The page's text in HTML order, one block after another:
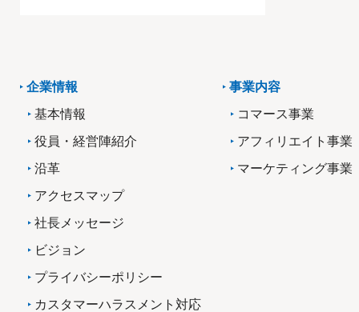
企業情報
基本情報
役員・経営陣紹介
沿革
アクセスマップ
社長メッセージ
ビジョン
プライバシーポリシー
カスタマーハラスメント対応
事業内容
コマース事業
アフィリエイト事業
マーケティング事業